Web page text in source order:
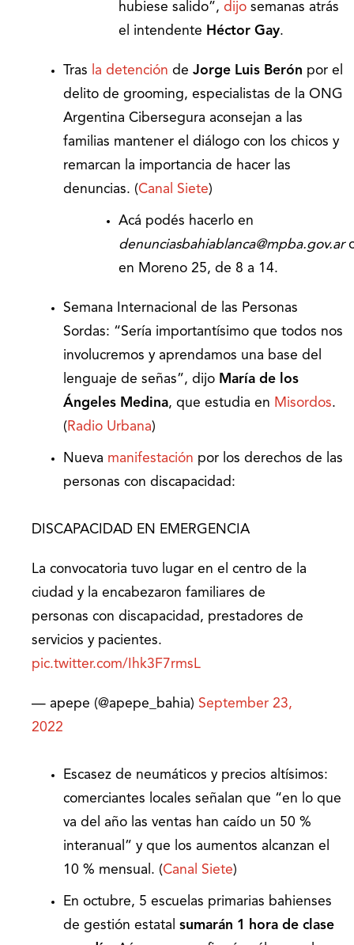
hubiese salido”, dijo semanas atrás
el intendente Héctor Gay.
Tras la detención de Jorge Luis Berón por el
delito de grooming, especialistas de la ONG
Argentina Cibersegura aconsejan a las
familias mantener el diálogo con los chicos y
remarcan la importancia de hacer las
denuncias. (Canal Siete)
Acá podés hacerlo en
denunciasbahiablanca@mpba.gov.ar
en Moreno 25, de 8 a 14.
Semana Internacional de las Personas
Sordas: “Sería importantísimo que todos nos
involucremos y aprendamos una base del
lenguaje de señas”, dijo María de los
Ángeles Medina, que estudia en Misordos.
( Radio Urbana)
Nueva manifestación por los derechos de las
personas con discapacidad:
DISCAPACIDAD EN EMERGENCIA
La convocatoria tuvo lugar en el centro de la
ciudad y la encabezaron familiares de
personas con discapacidad, prestadores de
servicios y pacientes.
pic.twitter.com/Ihk3F7rmsL
— apepe (@apepe_bahia) September 23,
2022
Escasez de neumáticos y precios altísimos:
comerciantes locales señalan que “en lo que
va del año las ventas han caído un 50 %
interanual” y que los aumentos alcanzan el
10 % mensual. (Canal Siete)
En octubre, 5 escuelas primarias bahienses
de gestión estatal sumarán 1 hora de clase